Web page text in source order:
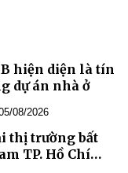
hiện diện là tín
dự án nhà ở
08/2026
thị trường bất
TP. Hồ Chí